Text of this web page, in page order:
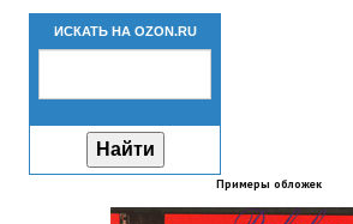
Моды группы
Kitana HGEC
Apella CBBE SSE BodySlide (with Physics)
ИСКАТЬ НА OZON.RU
Примеры обложек